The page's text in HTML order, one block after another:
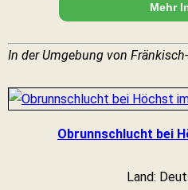
Mehr
In der Umgebung von
Obrunnschlucht bei
Land: